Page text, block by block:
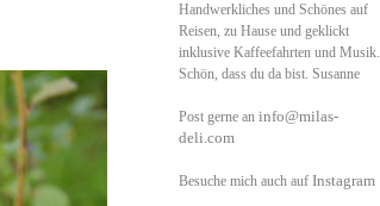
Handwerkliches und Schönes auf
Reisen, zu Hause und geklickt
inklusive Kaffeefahrten und Musik.
Schön, dass du da bist. Susanne
Post gerne an info@milas-
deli.com
Besuche mich auch auf Instagram